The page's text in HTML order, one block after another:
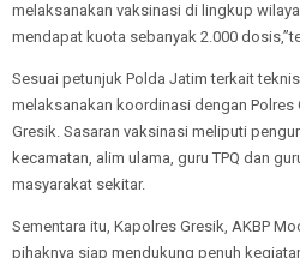
melaksanakan vaksinasi di lingkup
mendapat kuota sebanyak 2.000
Sesuai petunjuk Polda Jatim terkait
melaksanakan koordinasi dengan Polres
Gresik. Sasaran vaksinasi meliputi
kecamatan, alim ulama, guru TPQ dan
masyarakat sekitar.
Sementara itu, Kapolres Gresik, AKBP
pihaknya siap mendukung penuh